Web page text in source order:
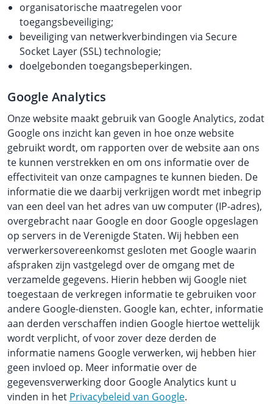
organisatorische maatregelen voor
toegangsbeveiliging;
beveiliging van netwerkverbindingen via Secure
Socket Layer (SSL) technologie;
doelgebonden toegangsbeperkingen.
Google Analytics
Onze website maakt gebruik van Google Analytics, zodat
Google ons inzicht kan geven in hoe onze website
gebruikt wordt, om rapporten over de website aan ons
te kunnen verstrekken en om ons informatie over de
effectiviteit van onze campagnes te kunnen bieden. De
informatie die we daarbij verkrijgen wordt met inbegrip
van een deel van het adres van uw computer (IP-adres),
overgebracht naar Google en door Google opgeslagen
op servers in de Verenigde Staten. Wij hebben een
verwerkersovereenkomst gesloten met Google waarin
afspraken zijn vastgelegd over de omgang met de
verzamelde gegevens. Hierin hebben wij Google niet
toegestaan de verkregen informatie te gebruiken voor
andere Google-diensten. Google kan, echter, informatie
aan derden verschaffen indien Google hiertoe wettelijk
wordt verplicht, of voor zover deze derden de
informatie namens Google verwerken, wij hebben hier
geen invloed op. Meer informatie over de
gegevensverwerking door Google Analytics kunt u
vinden in het Privacybeleid van Google.